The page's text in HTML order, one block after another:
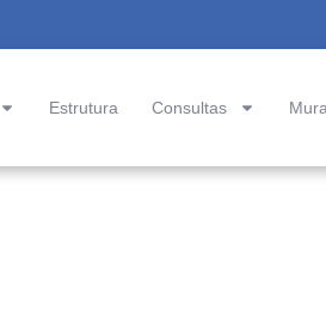
Estrutura Consultas